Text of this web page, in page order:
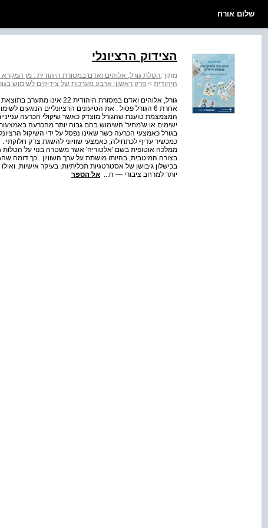
שלום אורח
הצידוק הרציונלי
מתוך:הטלת גורל, אלוהים ואדם במסורת היהודית : מן
היהודית > פרק ראשון: ארבע מערכות של צידוקים לשימוש
גורל, אלוהים ואדם במסורת
אחרת 6 הגורל פסול . את הטיעונים הרציונליים
המצמצמת טוענת שהגורל מוצדק כאשר שיקולי הכרעה
בגורל כאמצעי הכרעה כשר שאינו נפסל על ידי השיקול
ממלכה אוטופית בשם 'אלטוריה' אשר משטרה בנוי על הטלות
בצורה המיטבית, בהיותו מושתת על ערך השוויון . כך דומה
בכישלון גיבושן של אסטרטגיות תכליתיות, בעיקר אישיות,
יותר למרחב ציבורי — ח... אל הספר